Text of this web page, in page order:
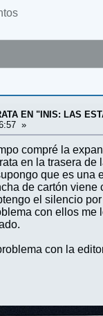
EN "INIS: LAS
»
compré la
en la trasera
que es una
de cartón
el silencio
con ellos
con la